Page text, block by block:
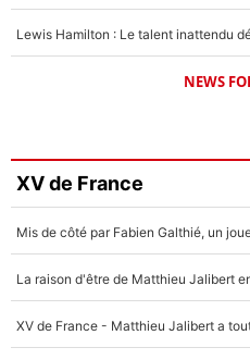
NEWS
XV de France